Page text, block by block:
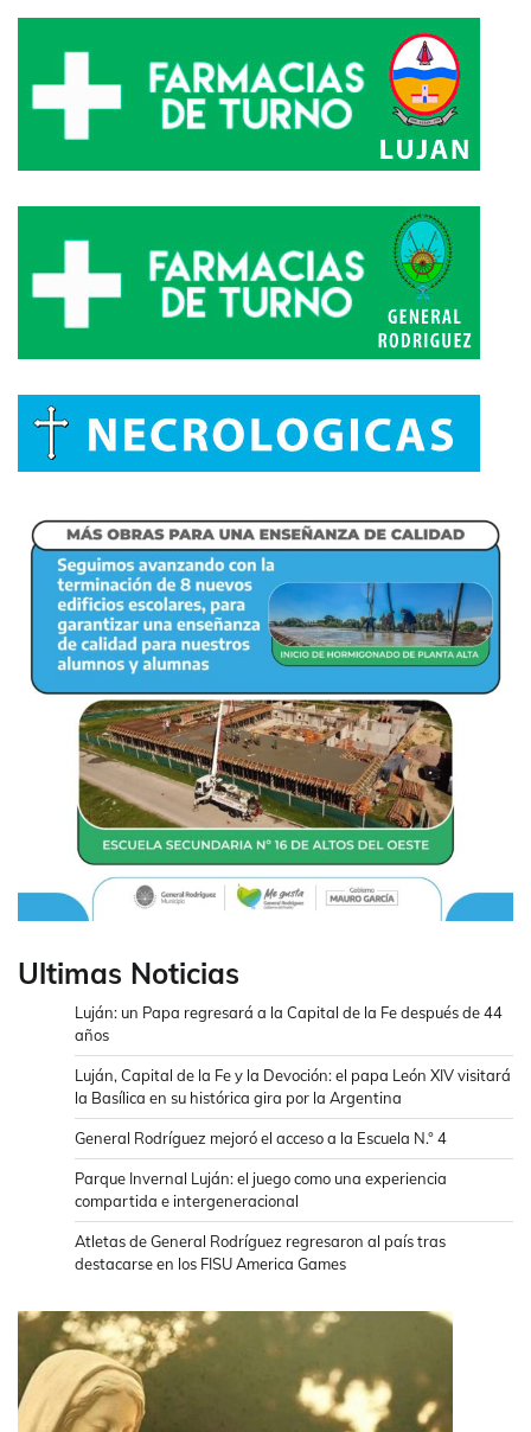
Ultimas Noticias
Luján: un Papa regresará a la Capital de la Fe después de 44
años
Luján, Capital de la Fe y la Devoción: el papa León XIV visitará
la Basílica en su histórica gira por la Argentina
General Rodríguez mejoró el acceso a la Escuela N.° 4
Parque Invernal Luján: el juego como una experiencia
compartida e intergeneracional
Atletas de General Rodríguez regresaron al país tras
destacarse en los FISU America Games